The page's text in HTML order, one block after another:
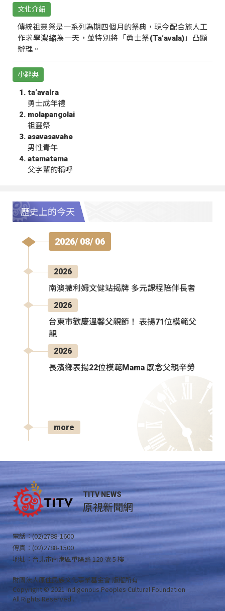
文化介紹
傳統祖靈祭是一系列為期四個月的祭典，現今配合族人工
作求學濃縮為一天，並特別將「勇士祭(Ta‘avala)」凸顯
辦理。
小辭典
ta‘avalra
勇士成年禮
molapangolai
祖靈祭
asavasavahe
男性青年
atamatama
父字輩的稱呼
歷史上的今天
2026/ 08/ 06
2026
南澳撒利姆文健站揭牌 多元課程陪伴長者
2026
台東市歡慶溫馨父親節！ 表揚71位模範父
親
2026
長濱鄉表揚22位模範Mama 感念父親辛勞
more
TITV NEWS
原視新聞網
電話：(02)2788-1600
傳真：(02)2788-1500
地址：台北市南港區重陽路 120 號 5 樓
財團法人原住民族文化事業基金會 版權所有
Copyright © 2021 Indigenous Peoples Cultural Foundation
All Rights Reserved .